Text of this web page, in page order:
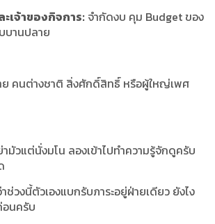
เจ้าของกิจการ:จำกัดงบ คุม Budget ของ
บานปลาย
ย คนต่างชาติ สิ่งศักดิ์สิทธิ์ หรือผู้ใหญ่เพศ
มัวแต่นั่งมโน ลองเข้าไปทำความรู้จักดูครับ
ช่วงนี้ตัวเองแบกรับภาระอยู่ฝ่ายเดียว ยังไง
นครับ